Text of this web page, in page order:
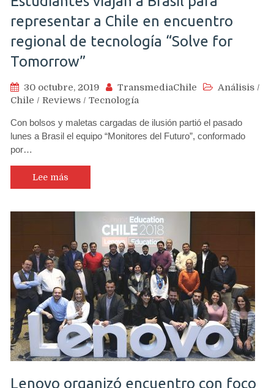
representar a Chile en encuentro
regional de tecnología “Solve for
Tomorrow”
30 octubre, 2019 TransmediaChile Análisis /
Chile / Reviews / Tecnología
Con bolsos y maletas cargadas de ilusión partió el pasado
lunes a Brasil el equipo “Monitores del Futuro”, conformado
por…
Lee más
Lenovo organizó encuentro con foco